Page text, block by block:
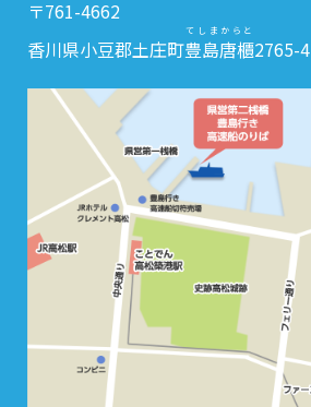
〒761-4662
香川県小豆郡土庄町豊島唐櫃
てしまからと
2765-4